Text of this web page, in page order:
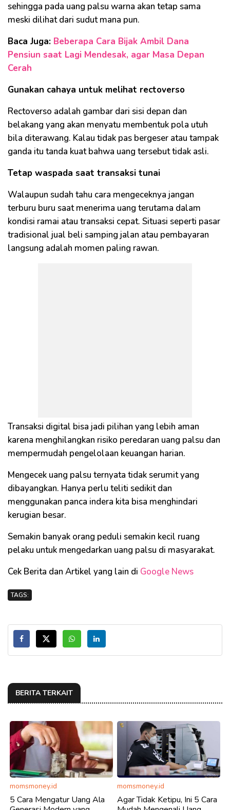
sehingga pada uang palsu warna akan tetap sama
meski dilihat dari sudut mana pun.
Baca Juga: Beberapa Cara Bijak Ambil Dana
Pensiun saat Lagi Mendesak, agar Masa Depan
Cerah
Gunakan cahaya untuk melihat rectoverso
Rectoverso adalah gambar dari sisi depan dan
belakang yang akan menyatu membentuk pola utuh
bila diterawang. Kalau tidak pas bergeser atau tampak
ganda itu tanda kuat bahwa uang tersebut tidak asli.
Tetap waspada saat transaksi tunai
Walaupun sudah tahu cara mengeceknya jangan
terburu buru saat menerima uang terutama dalam
kondisi ramai atau transaksi cepat. Situasi seperti pasar
tradisional jual beli samping jalan atau pembayaran
langsung adalah momen paling rawan.
Transaksi digital bisa jadi pilihan yang lebih aman
karena menghilangkan risiko peredaran uang palsu dan
mempermudah pengelolaan keuangan harian.
Mengecek uang palsu ternyata tidak serumit yang
dibayangkan. Hanya perlu teliti sedikit dan
menggunakan panca indera kita bisa menghindari
kerugian besar.
Semakin banyak orang peduli semakin kecil ruang
pelaku untuk mengedarkan uang palsu di masyarakat.
Cek Berita dan Artikel yang lain di Google News
TAGS:
BERITA TERKAIT
momsmoney.id
5 Cara Mengatur Uang Ala
momsmoney.id
Agar Tidak Ketipu, Ini 5 Cara